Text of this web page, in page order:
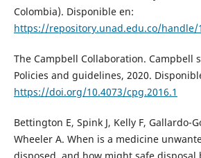
Colombia). Disponible en:
https://repository.unad.edu.co/handle/
The Campbell Collaboration. Campbell
Policies and guidelines, 2020.
https://doi.org/10.4073/cpg.2016.1
Bettington E, Spink J, Kelly F, Gallardo-
Wheeler A. When is a medicine